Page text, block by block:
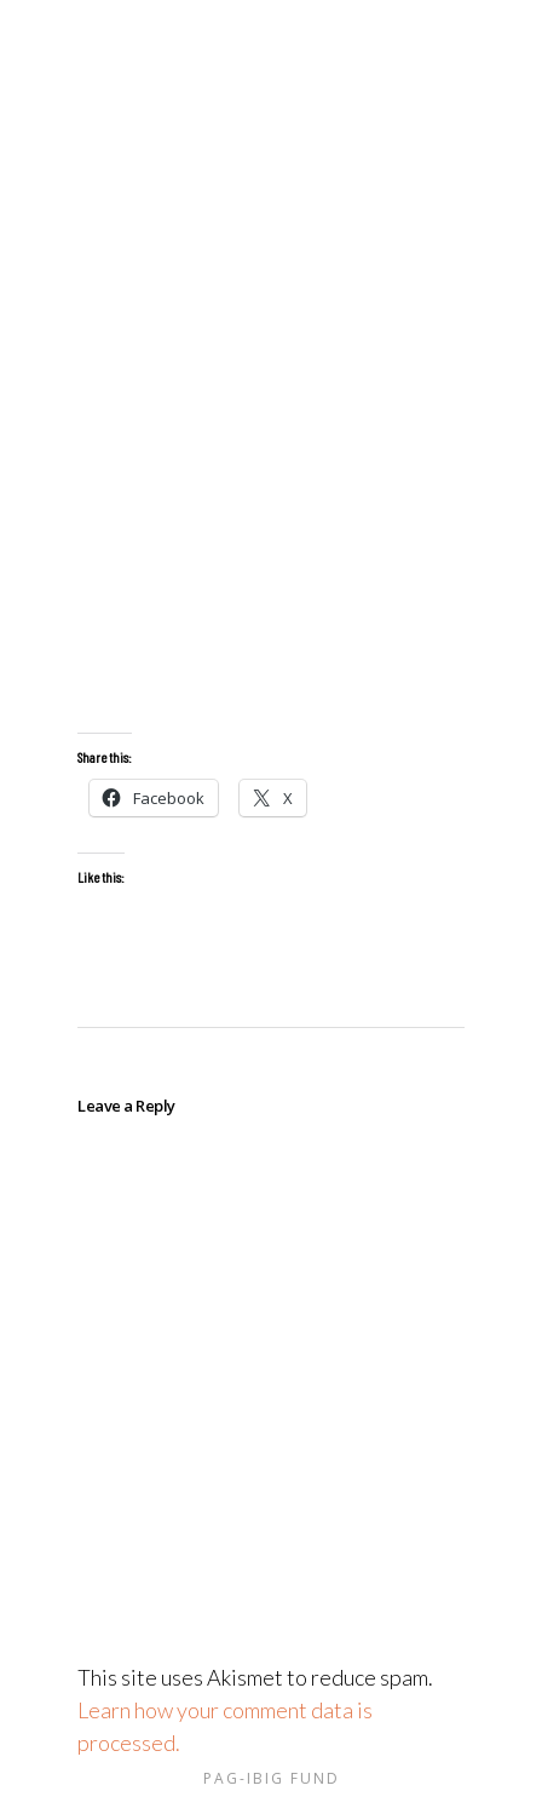
Share this:
Facebook X
Like this:
Leave a Reply
This site uses Akismet to reduce spam.
Learn how your comment data is
processed.
PAG-IBIG FUND